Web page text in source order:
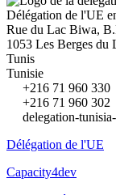
Délégation de l'UE
Rue du Lac Biwa,
1053 Les Berges du
Tunis
Tunisie
+216 71 960 330
+216 71 960 302
delegation-
Délégation de l'UE
Capacity4dev